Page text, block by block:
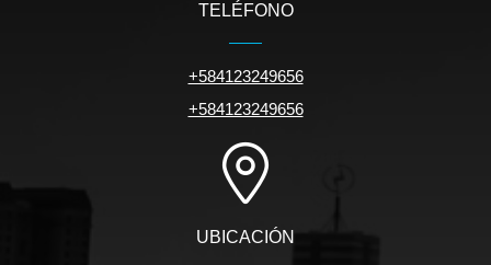
TELÉFONO
+584123249656
+584123249656
UBICACIÓN